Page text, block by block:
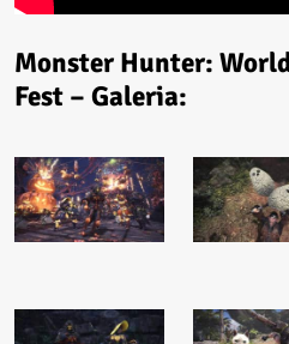
Monster Hunter:
Fest – Galeria: